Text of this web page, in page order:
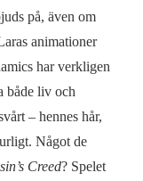
på, även om
animationer
har verkligen
både liv och
– hennes hår,
Något de
Creed? Spelet